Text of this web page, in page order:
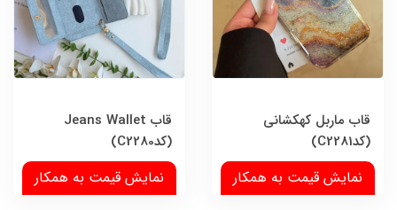
قاب ماربل کهکشانی
(کدC2281)
نمایش قیمت به همکار
قاب Jeans Wallet
(کدC2280)
نمایش قیمت به همکار